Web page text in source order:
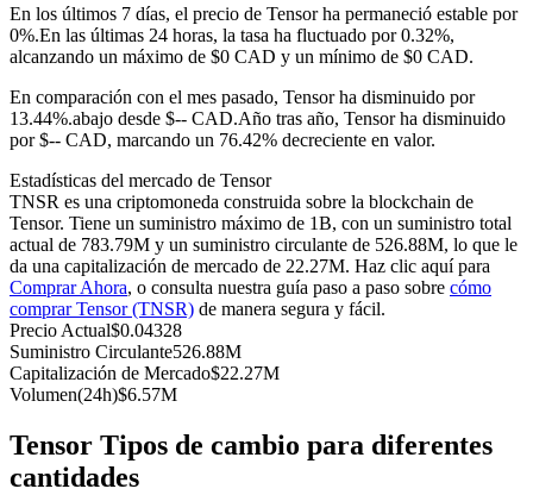
Futuros que utilizan USDC como garantía
Copiar Trading
Únete a los mejores traders
En los últimos 7 días, el precio de Tensor ha permaneció estable por
0%.En las últimas 24 horas, la tasa ha fluctuado por 0.32%,
alcanzando un máximo de $0 CAD y un mínimo de $0 CAD.
En comparación con el mes pasado, Tensor ha disminuido por
13.44%.abajo desde $-- CAD.Año tras año, Tensor ha disminuido
por $-- CAD, marcando un 76.42% decreciente en valor.
Estadísticas del mercado de Tensor
TNSR es una criptomoneda construida sobre la blockchain de
Tensor. Tiene un suministro máximo de 1B, con un suministro total
actual de 783.79M y un suministro circulante de 526.88M, lo que le
da una capitalización de mercado de 22.27M. Haz clic aquí para
Comprar Ahora, o consulta nuestra guía paso a paso sobre cómo
comprar Tensor (TNSR) de manera segura y fácil.
Precio Actual$0.04328
Suministro Circulante526.88M
Capitalización de Mercado$22.27M
Volumen(24h)$6.57M
Tensor Tipos de cambio para diferentes
cantidades